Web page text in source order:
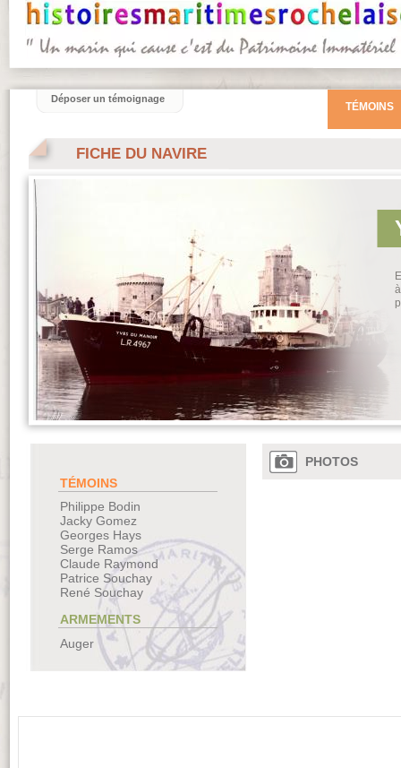
FICHE DU NAVIRE
TÉMOINS
Philippe Bodin
Jacky Gomez
Georges Hays
Serge Ramos
Claude Raymond
Patrice Souchay
René Souchay
ARMEMENTS
Auger
PHOTOS
TÉMOINS
Déposer un témoignage